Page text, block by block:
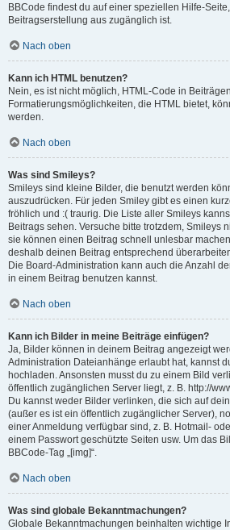
BBCode findest du auf einer speziellen Hilfe-
Beitragserstellung aus zugänglich ist.
Nach oben
Kann ich HTML benutzen?
Nein, es ist nicht möglich, HTML-Code in
Formatierungsmöglichkeiten, die HTML bietet,
werden.
Nach oben
Was sind Smileys?
Smileys sind kleine Bilder, die benutzt werden
auszudrücken. Für jeden Smiley gibt es einen
fröhlich und :( traurig. Die Liste aller Smileys
Beitrags sehen. Versuche bitte trotzdem, Smileys
sie können einen Beitrag schnell unlesbar
deshalb deinen Beitrag entsprechend
Die Board-Administration kann auch die Anzahl
in einem Beitrag benutzen kannst.
Nach oben
Kann ich Bilder in meine Beiträge einfügen?
Ja, Bilder können in deinem Beitrag angezeigt
Administration Dateianhänge erlaubt hat, kannst
hochladen. Ansonsten musst du zu einem Bild
öffentlich zugänglichen Server liegt, z. B. http://
Du kannst weder Bilder verlinken, die sich auf
(außer es ist ein öffentlich zugänglicher Server),
einer Anmeldung verfügbar sind, z. B. Hotmail-
einem Passwort geschützte Seiten usw. Um das
BBCode-Tag „[img]“.
Nach oben
Was sind globale Bekanntmachungen?
Globale Bekanntmachungen beinhalten wichtige